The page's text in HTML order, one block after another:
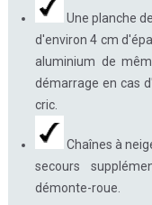
Une planche
d'environ 4 cm
aluminium de
démarrage en cas
cric.
Chaînes à
secours
démonte-roue.